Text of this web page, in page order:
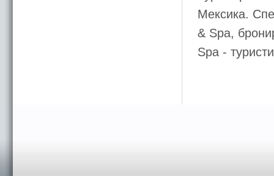
Мексика.
& Spa,
Spa -